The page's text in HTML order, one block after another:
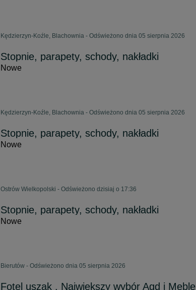
Kędzierzyn-Koźle, Blachownia - Odświeżono dnia 05 sierpnia 2026
Stopnie, parapety, schody, nakładki
Nowe
Kędzierzyn-Koźle, Blachownia - Odświeżono dnia 05 sierpnia 2026
Stopnie, parapety, schody, nakładki
Nowe
Ostrów Wielkopolski - Odświeżono dzisiaj o 17:36
Stopnie, parapety, schody, nakładki
Nowe
Bierutów - Odświeżono dnia 05 sierpnia 2026
Fotel uszak . Największy wybór Agd i Meble